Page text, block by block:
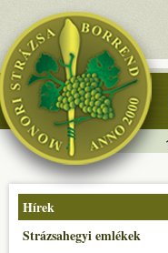
Hírek
Strázsahegyi emlékek